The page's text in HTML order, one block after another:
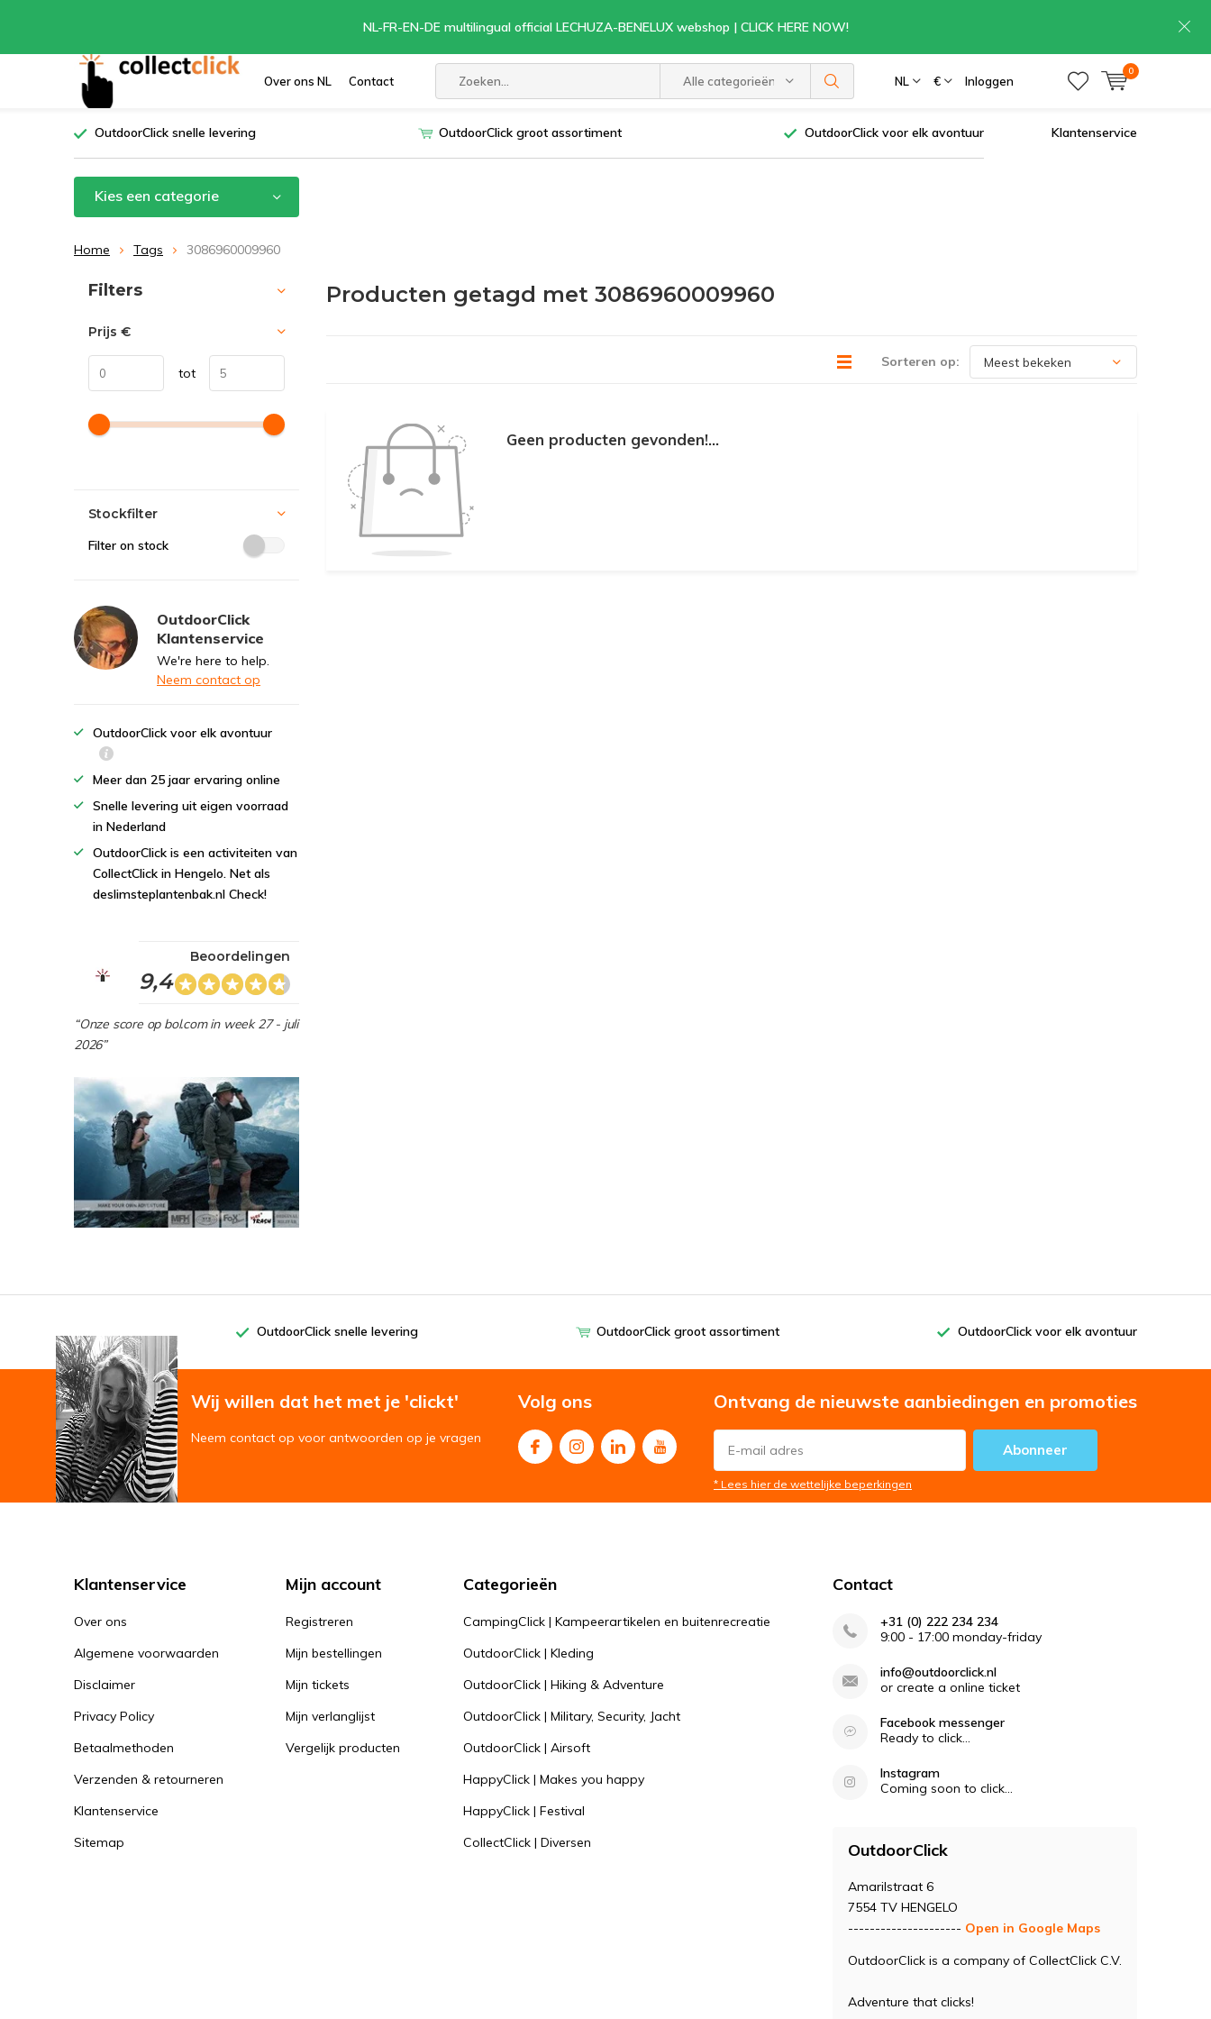
Over ons NL Contact Alle categorieën NL € Inloggen
0
NL-FR-EN-DE multilingual official LECHUZA-BENELUX webshop | CLICK HERE NOW!
OutdoorClick snelle levering OutdoorClick groot assortiment OutdoorClick voor elk avontuur Klantenservice
Kies een categorie
Home Tags 3086960009960
Producten getagd met 3086960009960
Sorteren op:
Geen producten gevonden!...
Sorteren op:
Filters
Prijs €
tot
Stockfilter
Filter on stock
OutdoorClick
Klantenservice
We're here to help.
Neem contact op
OutdoorClick voor elk avontuur
Meer dan 25 jaar ervaring online
Snelle levering uit eigen voorraad
in Nederland
OutdoorClick is een activiteiten van
CollectClick in Hengelo. Net als
deslimsteplantenbak.nl Check!
9,4
Beoordelingen
“Onze score op bol.com in week 27 - juli
2026”
OutdoorClick snelle levering OutdoorClick groot assortiment OutdoorClick voor elk avontuur
Wij willen dat het met je 'clickt'
Neem contact op voor antwoorden op je vragen
Volg ons Ontvang de nieuwste aanbiedingen en promoties
Abonneer
* Lees hier de wettelijke beperkingen
Klantenservice
Over ons
Algemene voorwaarden
Disclaimer
Privacy Policy
Betaalmethoden
Verzenden & retourneren
Klantenservice
Sitemap
Mijn account
Registreren
Mijn bestellingen
Mijn tickets
Mijn verlanglijst
Vergelijk producten
Categorieën
CampingClick | Kampeerartikelen en buitenrecreatie
OutdoorClick | Kleding
OutdoorClick | Hiking & Adventure
OutdoorClick | Military, Security, Jacht
OutdoorClick | Airsoft
HappyClick | Makes you happy
HappyClick | Festival
CollectClick | Diversen
Contact
+31 (0) 222 234 234
9:00 - 17:00 monday-friday
info@outdoorclick.nl
or create a online ticket
Facebook messenger
Ready to click...
Instagram
Coming soon to click...
OutdoorClick
Amarilstraat 6
7554 TV HENGELO
--------------------- Open in Google Maps
OutdoorClick is a company of CollectClick C.V.
Adventure that clicks!